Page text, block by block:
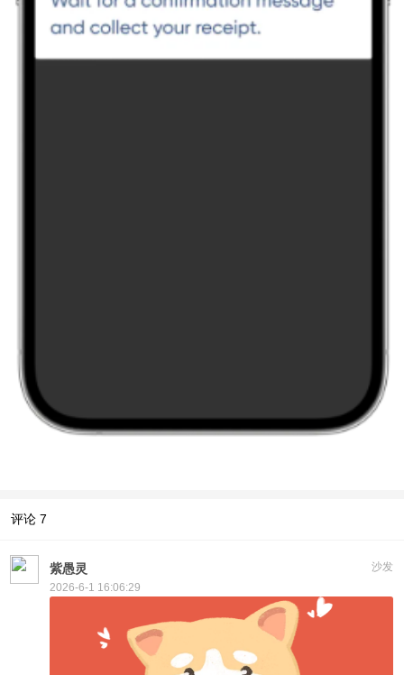
评论 7
沙发
紫愚灵
2026-6-1 16:06:29